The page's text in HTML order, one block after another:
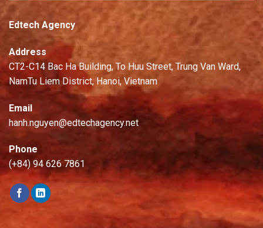
Edtech Agency
Address
CT2-C14 Bac Ha Building, To Huu Street, Trung Van Ward,
NamTu Liem District, Hanoi, Vietnam
Email
hanh.nguyen@edtechagency.net
Phone
(+84) 94 626 7861